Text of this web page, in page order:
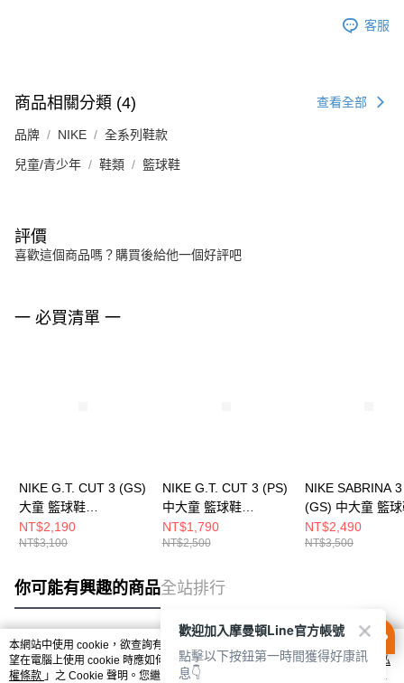
客服
商品相關分類 (4) 查看全部
品牌 NIKE 全系列鞋款
兒童/青少年 鞋類 籃球鞋
評價
喜歡這個商品嗎？購買後給他一個好評吧
一 必買清單 一
NIKE G.T. CUT 3 (GS)
大童 籃球鞋
FD7033104
NT$2,190
NT$3,100
NIKE G.T. CUT 3 (PS)
中大童 籃球鞋
FD7034106
NT$1,790
NT$2,500
NIKE SABRINA
(GS) 中大童 籃
IQ0831500
NT$2,490
NT$3,500
你可能有興趣的商品全站排行
熱門標籤
本網站中使用 cookie，欲查詢有關本網站使用 cookie 方式之詳情，及若您不希
望在電腦上使用 cookie 時應如何變更電腦的 cookie 設定，請參閱本網站「
隱私
權條款 」之 Cookie 聲明。您繼續使用本網站即表示您同意本公司得按本網站使
歡迎加入摩曼頓Line官方帳號
點擊以下按鈕第一時間獲得好康訊
息👇